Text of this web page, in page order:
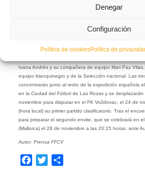
Denegar
Configuración
Política de cookiesPolítica de
martes 28 de noviembre en Palma de Mallorca-. Para
representantes del fútbol valenciano: la guardameta
Ivana Andrés y su compañera de equipo Mari Paz
equipo blanquinegro y de la Selección nacional. Las
concentrarán junto al resto de la expedición española
en la Ciudad del Fútbol de Las Rozas y se
noviembre para disputar en el FK Voždovac, el 24 de
(hora local) su primer partido clasificatorio. Tras el
para preparar el segundo envite, que se celebrará en
(Mallorca) el 28 de noviembre a las 20:15 horas, ante
Autor: Prensa FFCV
Facebook
Twitter